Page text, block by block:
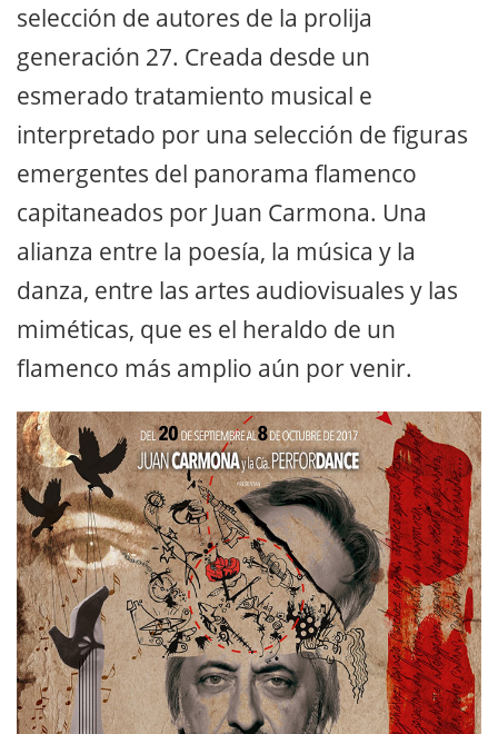
selección de autores de la prolija
generación 27. Creada desde un
esmerado tratamiento musical e
interpretado por una selección de figuras
emergentes del panorama flamenco
capitaneados por Juan Carmona. Una
alianza entre la poesía, la música y la
danza, entre las artes audiovisuales y las
miméticas, que es el heraldo de un
flamenco más amplio aún por venir.